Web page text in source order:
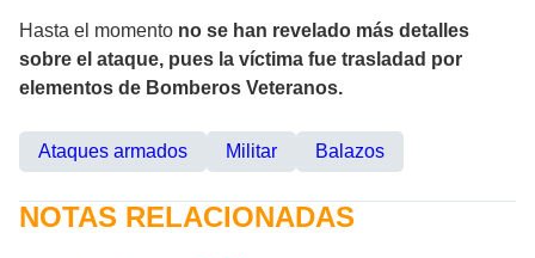
Hasta el momento no se han revelado más detalles
sobre el ataque, pues la víctima fue trasladad por
elementos de Bomberos Veteranos.
Ataques armados Militar Balazos
NOTAS RELACIONADAS